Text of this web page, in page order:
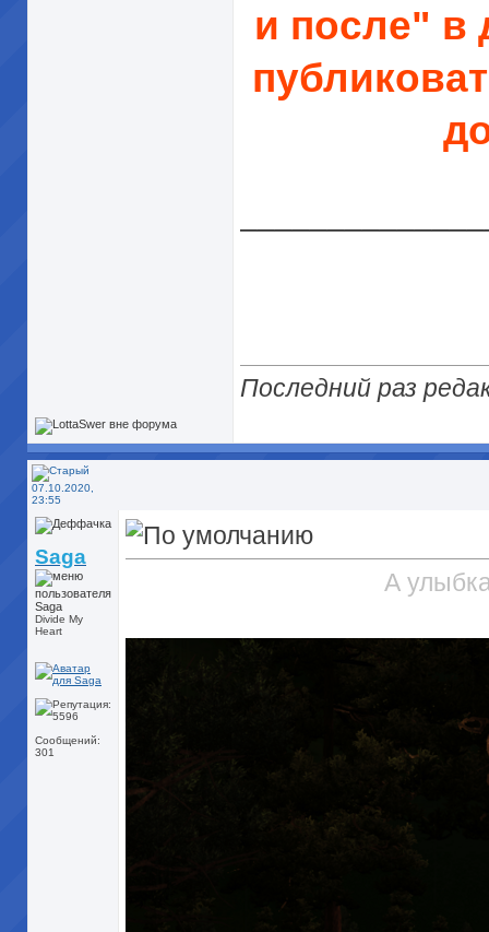
и после" в
Последний раз
07.10.2020,
23:55
Saga
Divide My
Heart
Сообщений:
301
А